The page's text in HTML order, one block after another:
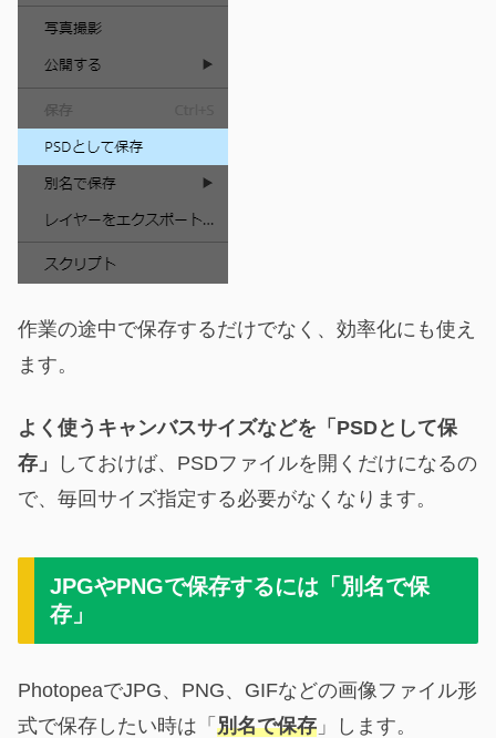
作業の途中で保存するだけでなく、効率化にも使え
ます。
よく使うキャンバスサイズなどを「PSDとして保
存」
しておけば、PSDファイルを開くだけになるの
で、毎回サイズ指定する必要がなくなります。
JPGやPNGで保存するには「別名で保
存」
PhotopeaでJPG、PNG、GIFなどの画像ファイル形
式で保存したい時は「 別名で保存 」します。